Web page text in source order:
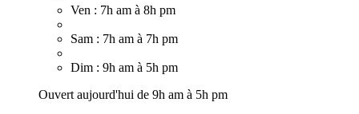
Ven : 7h am à 8h pm
Sam : 7h am à 7h pm
Dim : 9h am à 5h pm
Ouvert aujourd'hui de 9h am à 5h pm